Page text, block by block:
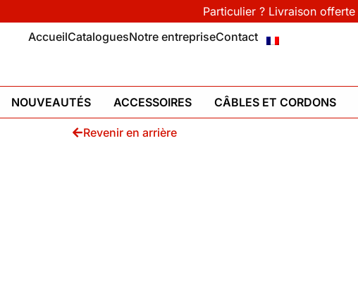
Particulier ? Livraison offerte
AccueilCataloguesNotre entrepriseContact
NOUVEAUTÉS ACCESSOIRES CÂBLES ET CORDONS
Revenir en arrière